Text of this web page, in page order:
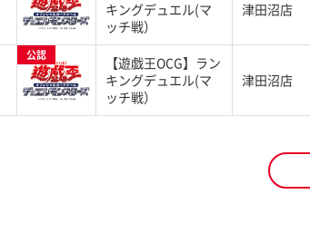
キングデュエル(マ
ッチ戦）
津田沼店
公認
【遊戯王OCG】ラン
キングデュエル(マ
ッチ戦）
津田沼店